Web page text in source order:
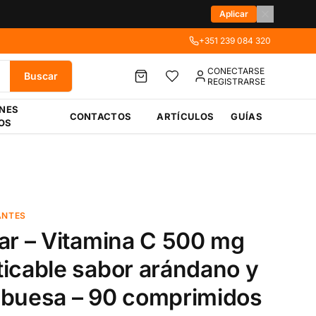
Aplicar
+351 239 084 320
Buscar
CONECTARSE
REGISTRARSE
CONTACTOS ARTÍCULOS GUÍAS
– Vitamina C 500 mg
sabor arándano y
– 90 comprimidos